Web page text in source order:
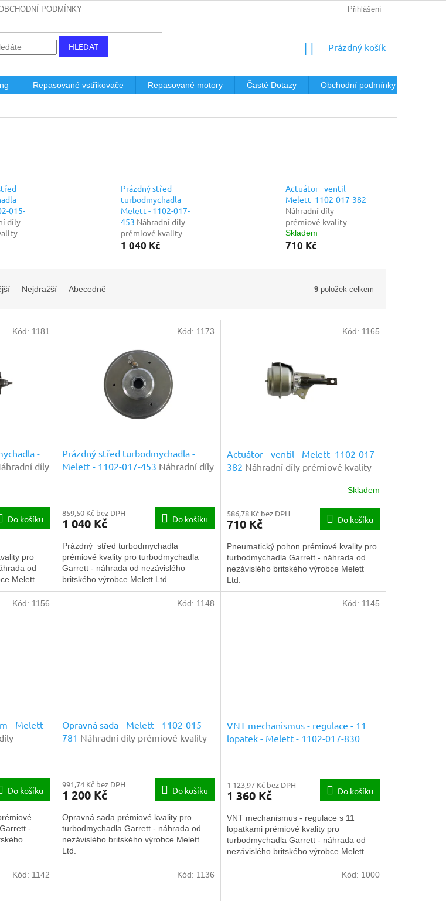
PODMÍNKY Přihlášení
HLEDAT
NÁKUPNÍ
Prázdný košík
Repasované vstřikovače Repasované motory Časté Dotazy Obchodní podmínky
-
015-
díly
Prázdný střed
turbodmychadla -
Melett - 1102-017-
453 Náhradní díly
prémiové kvality
1 040 Kč
Actuátor - ventil -
Melett- 1102-017-382
Náhradní díly
prémiové kvality
Skladem
710 Kč
Nejdražší Abecedně 9 položek celkem
-
díly
Do košíku
pro
od
Melett
Kód: 1181
Prázdný střed turbodmychadla -
Melett - 1102-017-453 Náhradní díly
859,50 Kč bez DPH
1 040 Kč Do košíku
Prázdný střed turbodmychadla
prémiové kvality pro turbodmychadla
Garrett - náhrada od nezávislého
britského výrobce Melett Ltd.
Kód: 1173
Actuátor - ventil - Melett- 1102-017-
382 Náhradní díly prémiové kvality
Skladem
586,78 Kč bez DPH
710 Kč Do košíku
Pneumatický pohon prémiové kvality pro
turbodmychadla Garrett - náhrada od
nezávislého britského výrobce Melett
Ltd.
Kód: 1165
- Melett -
Do košíku
-
Kód: 1156
Opravná sada - Melett - 1102-015-
781 Náhradní díly prémiové kvality
991,74 Kč bez DPH
1 200 Kč Do košíku
Opravná sada prémiové kvality pro
turbodmychadla Garrett - náhrada od
nezávislého britského výrobce Melett
Ltd.
Kód: 1148
VNT mechanismus - regulace - 11
lopatek - Melett - 1102-017-830
1 123,97 Kč bez DPH
1 360 Kč Do košíku
VNT mechanismus - regulace s 11
lopatkami prémiové kvality pro
turbodmychadla Garrett - náhrada od
nezávislého britského výrobce Melett
Ltd.
Kód: 1145
Kód: 1142 Kód: 1136 Kód: 1000